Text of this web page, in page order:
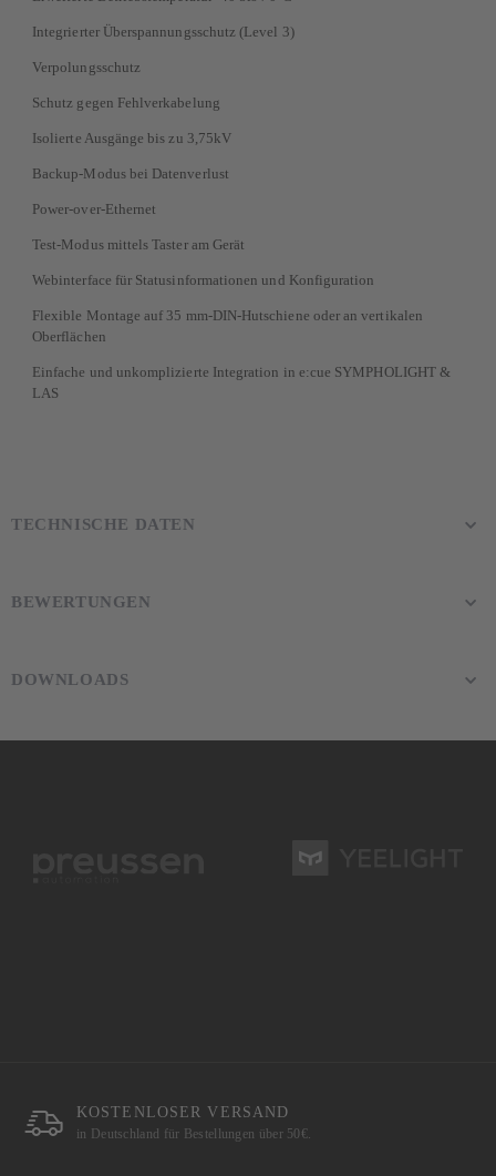
Integrierter Überspannungsschutz (Level 3)
Verpolungsschutz
Schutz gegen Fehlverkabelung
Isolierte Ausgänge bis zu 3,75kV
Backup-Modus bei Datenverlust
Power-over-Ethernet
Test-Modus mittels Taster am Gerät
Webinterface für Statusinformationen und Konfiguration
Flexible Montage auf 35 mm-DIN-Hutschiene oder an vertikalen
Oberflächen
Einfache und unkomplizierte Integration in e:cue SYMPHOLIGHT &
LAS
TECHNISCHE DATEN
BEWERTUNGEN
DOWNLOADS
KOSTENLOSER VERSAND
in Deutschland für Bestellungen über 50€.